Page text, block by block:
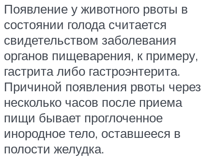
Появление у животного рвоты в
состоянии голода считается
свидетельством заболевания
органов пищеварения, к примеру,
гастрита либо гастроэнтерита.
Причиной появления рвоты через
несколько часов после приема
пищи бывает проглоченное
инородное тело, оставшееся в
полости желудка.